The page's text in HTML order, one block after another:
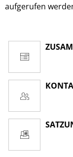
aufgerufen